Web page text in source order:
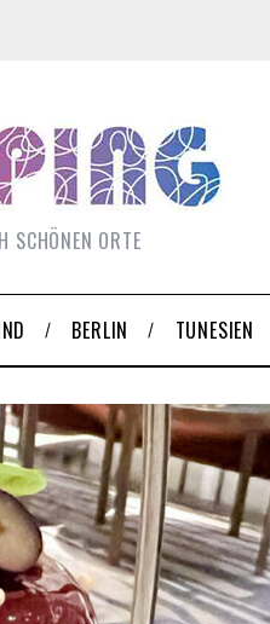
SCHÖNEN ORTE
BERLIN TUNESIEN